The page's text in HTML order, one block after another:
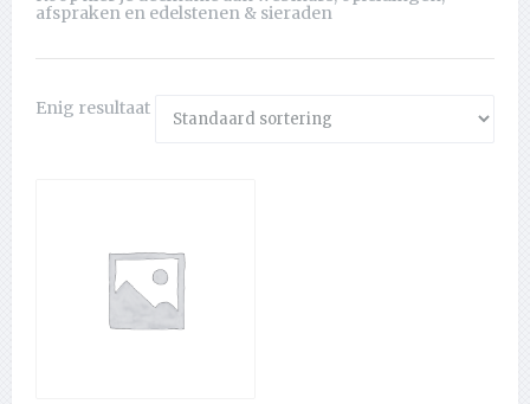
afspraken en edelstenen & sieraden
Enig resultaat